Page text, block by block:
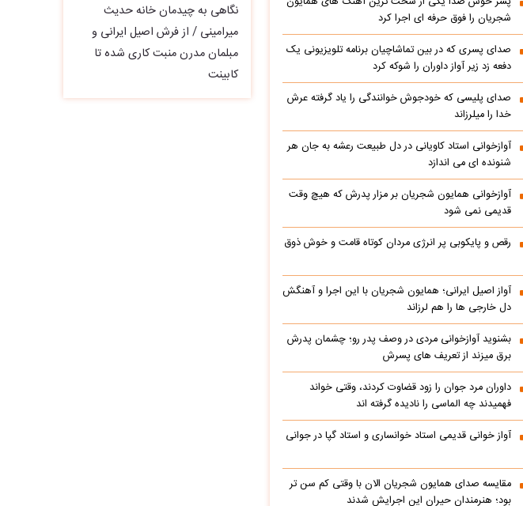
شجریان را فوق حرفه ای اجرا کرد
صدای پسری که در بین تماشاچیان برنامه تلویزیونی یک
دفعه زد زیر آواز داوران را شوکه کرد
صدای پلیسی که خودجوش خوانندگی را یاد گرفته عرش
خدا را میلرزاند
آوازخوانی استاد کاویانی در دل طبیعت رعشه به جان هر
شنونده ای می اندازد
آوازخوانی همایون شجریان بر مزار پدرش که هیچ وقت
قدیمی نمی شود
رقص و پایکوبی پر انرژی مردان کوتاه قامت و خوش ذوق
آواز اصیل ایرانی؛ همایون شجریان با این اجرا و آهنگش
دل خارجی ها را هم لرزاند
بشنوید آوازخوانی مردی در وصف پدر رو؛ چشمان پدرش
برق میزند از تعریف های پسرش
داوران مرد جوان را زود قضاوت کردند، وقتی خواند
فهمیدند چه الماسی را نادیده گرفته اند
آواز خوانی قدیمی استاد خوانساری و استاد گپا در جوانی
مقایسه صدای همایون شجریان الان با وقتی کم سن تر
بود؛ هنرمندان حیران این اجرایش شدند
نگاهی به چیدمان خانه حدیث
میرامینی / از فرش اصیل ایرانی و
مبلمان مدرن منبت‌ کاری‌ شده تا
کابینت